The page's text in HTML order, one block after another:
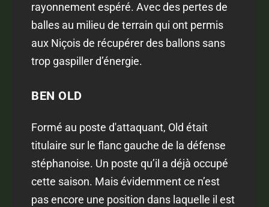
rayonnement espéré. Avec des pertes de
balles au milieu de terrain qui ont permis
aux Niçois de récupérer des ballons sans
trop gaspiller d’énergie.
BEN OLD
Formé au poste d'attaquant, Old était
titulaire sur le flanc gauche de la défense
stéphanoise. Un poste qu’il a déjà occupé
cette saison. Mais évidemment ce n’est
pas encore une position dans laquelle il est